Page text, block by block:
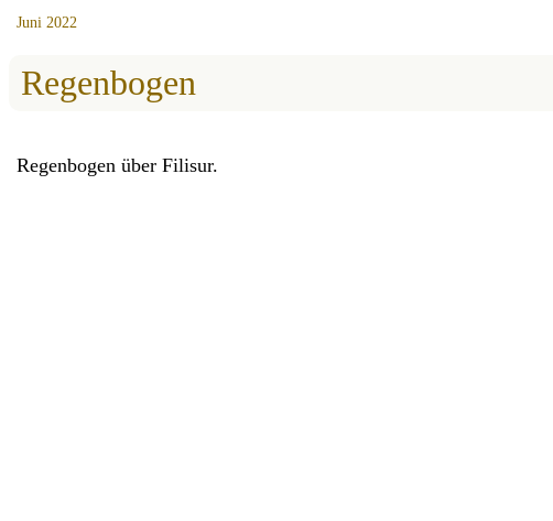
Juni 2022
Regenbogen
Regenbogen über Filisur.